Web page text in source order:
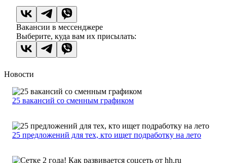
Вакансии в мессенджере
Выберите, куда вам их присылать:
Новости
25 вакансий со сменным графиком
25 предложений для тех, кто ищет подработку на лето